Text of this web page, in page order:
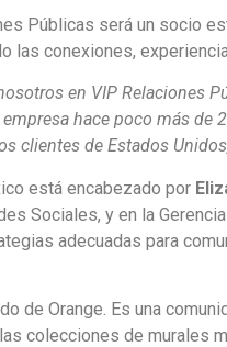
Públicas será un socio
las conexiones,
en VIP Relaciones
hace poco más
clientes de Estados
está encabezado por
Sociales, y en la
adecuadas para
de Orange. Es una
colecciones de murales